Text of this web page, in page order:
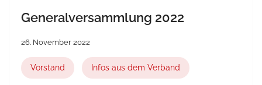
Generalversammlung 2022
26. November 2022
Vorstand Infos aus dem Verband